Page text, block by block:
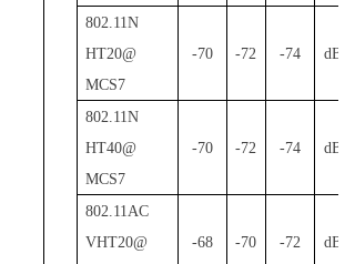
802.11N
HT20@
MCS7
-70 -72 -74 dBm
802.11N
HT40@
MCS7
-70 -72 -74 dBm
802.11AC
VHT20@
-68 -70 -72 dBm